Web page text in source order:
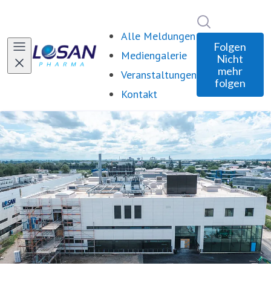
Alle Meldungen
Mediengalerie
Veranstaltungen
Kontakt
Folgen
Nicht
mehr
folgen